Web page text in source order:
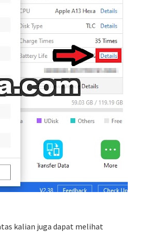
kalian juga dapat melihat